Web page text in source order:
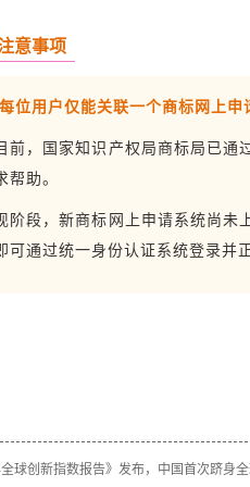
意事项
每位用户仅能关联一个商标网上申
前，国家知识产权局商标局已
帮助。
阶段，新商标网上申请系统尚未
可通过统一身份认证系统登录并
全球创新指数报告》发布，中国首次跻身